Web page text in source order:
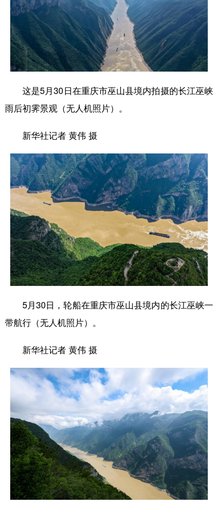
这是5月30日在重庆市巫山县境内拍摄的长江巫峡
雨后初霁景观（无人机照片）。
新华社记者 黄伟 摄
5月30日，轮船在重庆市巫山县境内的长江巫峡一
带航行（无人机照片）。
新华社记者 黄伟 摄